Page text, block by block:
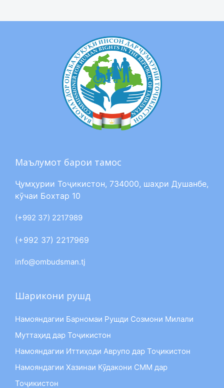
Маълумот барои тамос
Ҷумҳурии Тоҷикистон, 734000, шаҳри Душанбе,
кӯчаи Бохтар 10
(+992 37) 2217989
(+992 37) 2217969
info@ombudsman.tj
Шарикони рушд
Намояндагии Барномаи Рушди Созмони Милали
Муттаҳид дар Тоҷикистон
Намояндагии Иттиҳоди Аврупо дар Тоҷикистон
Намояндагии Хазинаи Кӯдакони СММ дар
Тоҷикистон